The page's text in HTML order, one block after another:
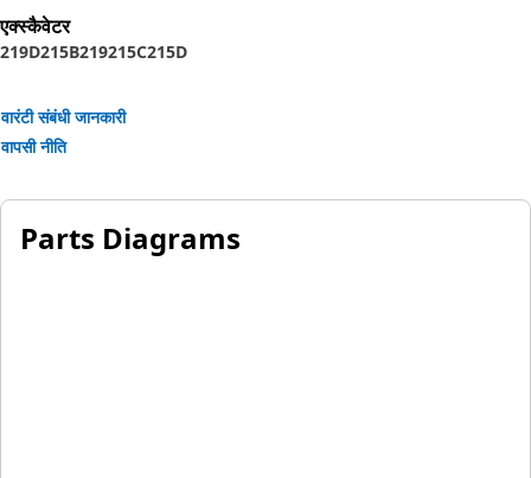
एक्स्कैवेटर
219D215B219215C215D
वारंटी संबंधी जानकारी
वापसी नीति
Parts Diagrams